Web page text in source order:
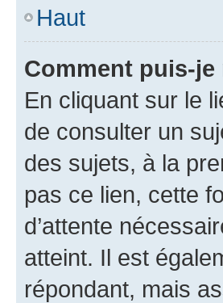
Haut
Comment puis-
En cliquant sur le
de consulter un
des sujets, à la
pas ce lien, cette
d’attente
atteint. Il est
répondant, mais